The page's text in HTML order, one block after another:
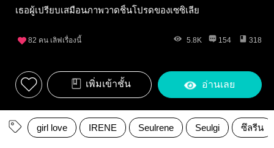
เธอผู้เปรียบเสมือนภาพวาดชิ้นโปรดของเซซิเลีย
82 คน เลิฟเรื่องนี้ 5.8K 154 318
เพิ่มเข้าชั้น อ่านเลย
girl love IRENE Seulrene Seulgi ซึลรีน